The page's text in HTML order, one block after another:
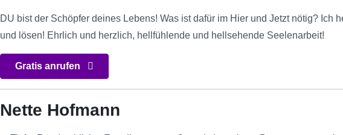
DU bist der Schöpfer deines Lebens! Was ist dafür im Hier und Jetzt nötig? Ich
und lösen! Ehrlich und herzlich, hellfühlende und hellsehende Seelenarbeit!
Gratis anrufen
Nette Hofmann